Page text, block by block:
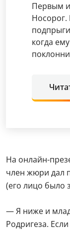
Первым
Носорог.
когда
На онлайн-
член жюри дал
(его лицо было
— Я ниже и
Родригеза.